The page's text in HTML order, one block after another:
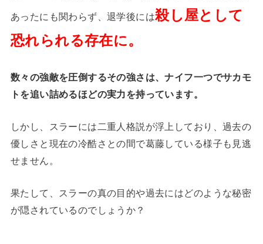
あったにも関わらず、退学後には殺し屋として
恐れられる存在に。
数々の強敵を圧倒するその強さは、ナイフ一つでサカモ
トを追い詰めるほどの実力を持っています。
しかし、スラーには二重人格説が浮上しており、過去の
優しさと現在の冷酷さとの間で葛藤している様子も見逃
せません。
果たして、スラーの真の目的や過去にはどのような秘密
が隠されているのでしょうか？